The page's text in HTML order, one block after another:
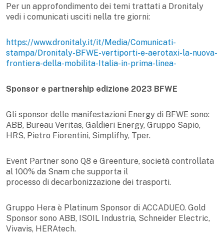
Per un approfondimento dei temi trattati a Dronitaly
vedi i comunicati usciti nella tre giorni:
https://www.dronitaly.it/it/Media/Comunicati-
stampa/Dronitaly-BFWE-vertiporti-e-aerotaxi-la-nuova-
frontiera-della-mobilita-Italia-in-prima-linea-
Sponsor e partnership edizione 2023 BFWE
Gli sponsor delle manifestazioni Energy di BFWE sono:
ABB, Bureau Veritas, Galdieri Energy, Gruppo Sapio,
HRS, Pietro Fiorentini, Simplifhy, Tper.
Event Partner sono Q8 e Greenture, società controllata
al 100% da Snam che supporta il
processo di decarbonizzazione dei trasporti.
Gruppo Hera è Platinum Sponsor di ACCADUEO. Gold
Sponsor sono ABB, ISOIL Industria, Schneider Electric,
Vivavis, HERAtech.